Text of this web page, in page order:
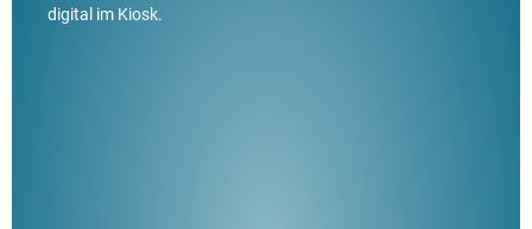
digital im Kiosk.